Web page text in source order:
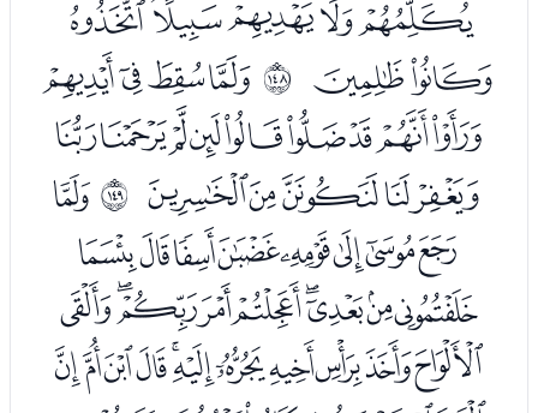
ﯜﯝﯞﯟﯠﯡ
ﯢﯣ ﲓ ﯥﯦﯧﯨ
ﯩﯪﯫﯬﯭﯮﯯﯰﯱ
ﯲﯳﯴﯵﯶ ﲔﭑ
ﭒﭓﭔﭕﭖﭗﭘﭙ
ﭚﭛﭜﭝﭞﭟﭠﭡﭢ
ﭣﭤﭥﭦﭧﭨﭩﭪﭫﭬﭭ